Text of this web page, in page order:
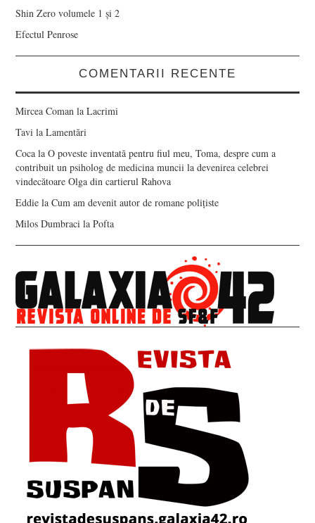
Shin Zero volumele 1 și 2
Efectul Penrose
COMENTARII RECENTE
Mircea Coman laLacrimi
Tavi laLamentări
Coca laO poveste inventată pentru fiul meu, Toma, despre cum a
contribuit un psiholog de medicina muncii la devenirea celebrei
vindecătoare Olga din cartierul Rahova
Eddie laCum am devenit autor de romane polițiste
Milos Dumbraci laPofta